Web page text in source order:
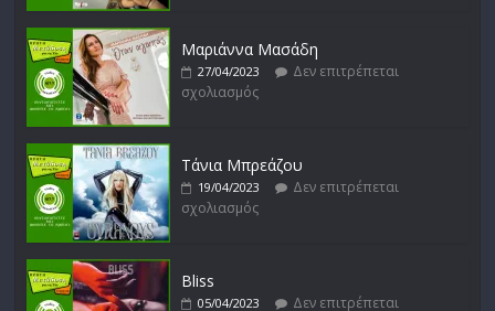
σχολιασμός
σχολιασμός
Μαριάννα Μασάδη
27/04/2023
Δεν επιτρέπεται
σχολιασμός
Τάνια Μπρεάζου
19/04/2023
Δεν επιτρέπεται
σχολιασμός
Bliss
05/04/2023
Δεν επιτρέπεται